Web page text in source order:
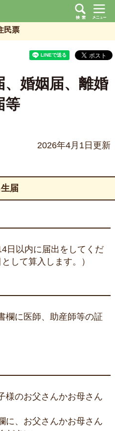
民票
、婚姻届、離婚
等
2026年4月1日更新
届
日以内に届出をしてくだ
して算入します。）
欄に医師、助産師等の証
様のお父さんかお母さん
に、お父さんかお母さん